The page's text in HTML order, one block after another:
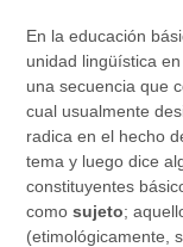
En la educación
unidad lingüística
una secuencia que
cual usualmente
radica en el hecho
tema y luego dice
constituyentes
comosujeto;
(etimológicamente,